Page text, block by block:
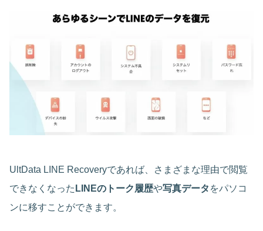
UltData LINE Recoveryであれば、さまざまな理由で閲覧
できなくなった LINEのトーク履歴や写真データ をパソコ
ンに移すことができます。